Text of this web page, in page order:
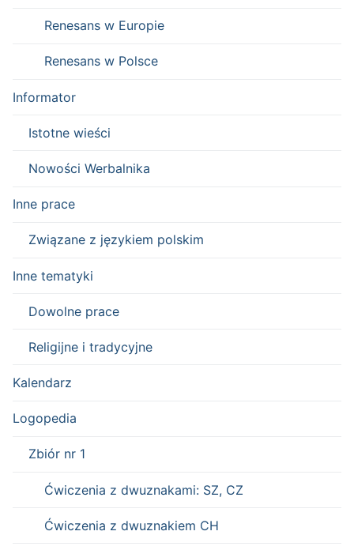
Renesans w Europie
Renesans w Polsce
Informator
Istotne wieści
Nowości Werbalnika
Inne prace
Związane z językiem polskim
Inne tematyki
Dowolne prace
Religijne i tradycyjne
Kalendarz
Logopedia
Zbiór nr 1
Ćwiczenia z dwuznakami: SZ, CZ
Ćwiczenia z dwuznakiem CH